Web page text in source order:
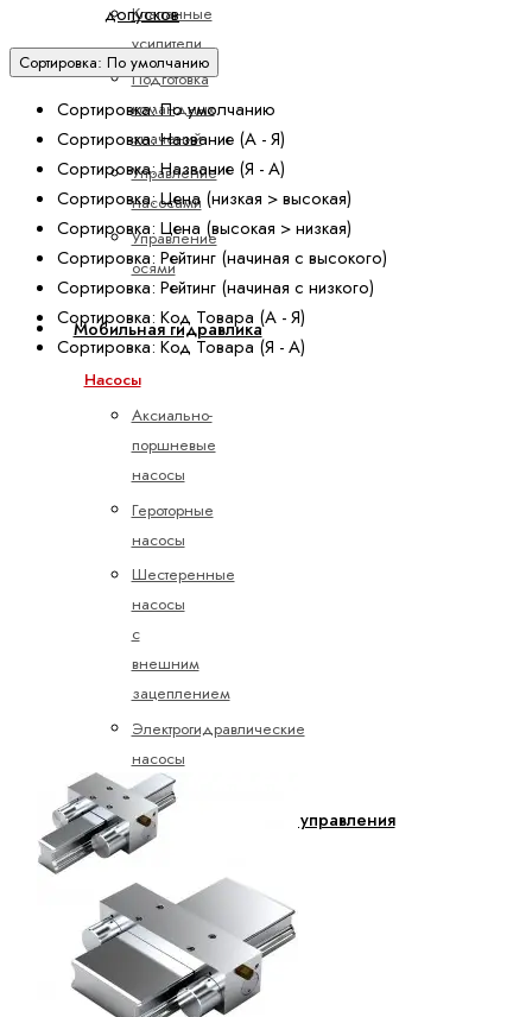
Клапанные
усилители
Подготовка
командных
значений
Управление
насосами
Управление
осями
Мобильная гидравлика
Насосы
Аксиально-
поршневые
насосы
Героторные
насосы
Шестеренные
насосы
с
внешним
зацеплением
Электрогидравлические
насосы
Электроприводы и системы управления
АВТОМАТИЗАЦИЯ
ctrlX
CORE
ctrlX
допусков
Сортировка: По умолчанию
Сортировка: По умолчанию
Сортировка: Название (А - Я)
Сортировка: Название (Я - А)
Сортировка: Цена (низкая > высокая)
Сортировка: Цена (высокая > низкая)
Сортировка: Рейтинг (начиная с высокого)
Сортировка: Рейтинг (начиная с низкого)
Сортировка: Код Товара (А - Я)
Сортировка: Код Товара (Я - А)